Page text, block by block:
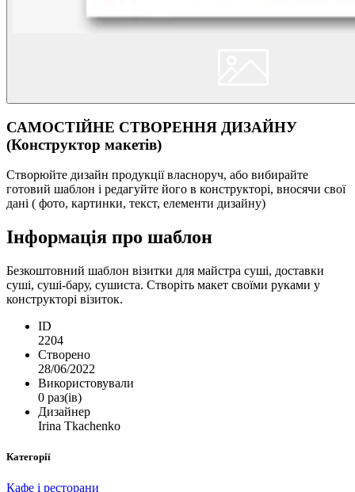
САМОСТІЙНЕ СТВОРЕННЯ ДИЗАЙНУ
(Конструктор макетів)
Створюйте дизайн продукції власноруч, або вибирайте
готовий шаблон і редагуйте його в конструкторі, вносячи свої
дані ( фото, картинки, текст, елементи дизайну)
Інформація про шаблон
Безкоштовний шаблон візитки для майстра суші, доставки
суші, суші-бару, сушиста. Створіть макет своїми руками у
конструкторі візиток.
ID
2204
Створено
28/06/2022
Використовували
0 раз(ів)
Дизайнер
Irina Tkachenko
Категорії
Кафе і ресторани